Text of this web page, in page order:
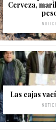
Cerveza,
Las cajas